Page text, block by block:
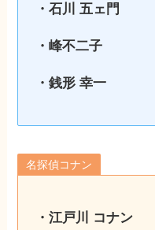
・石川 五ェ門
・峰不二子
・銭形 幸一
名探偵コナン
・江戸川 コナン